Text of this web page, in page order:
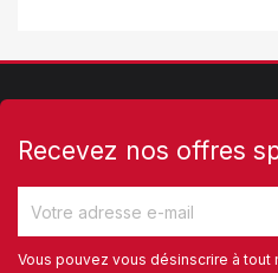
Recevez nos offres
Vous pouvez vous désinscrire à tout